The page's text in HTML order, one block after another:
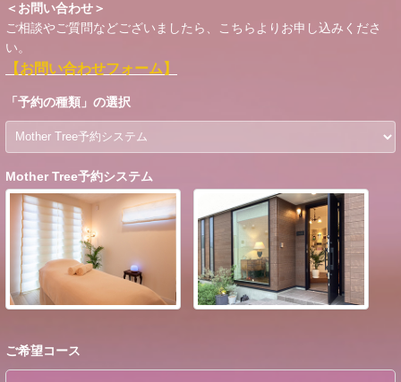
＜お問い合わせ＞
ご相談やご質問などございましたら、こちらよりお申し込みくださ
い。
【お問い合わせフォーム】
「 予約の種類 」の選択
Mother Tree予約システム
ご希望コース